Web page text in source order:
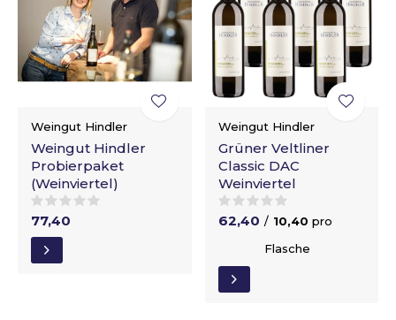
Weingut Hindler
Weingut Hindler
Probierpaket
(Weinviertel)
77,40
Weingut Hindler
Grüner Veltliner
Classic DAC
Weinviertel
62,40 / 10,40 pro
Flasche